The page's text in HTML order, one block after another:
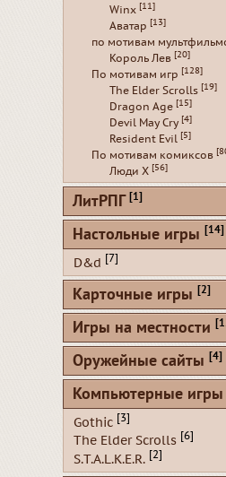
Winx [11]
Аватар [13]
по мотивам
Король Лев [20]
По мотивам игр [128]
The Elder Scrolls [19]
Dragon Age [15]
Devil May Cry [4]
Resident Evil [5]
По мотивам комиксов
Люди Х [56]
ЛитРПГ [1]
Настольные игры [14]
D&d [7]
Карточные игры [2]
Игры на местности
Оружейные сайты [4]
Компьютерные игры
Gothic [3]
The Elder Scrolls [6]
S.T.A.L.K.E.R. [2]